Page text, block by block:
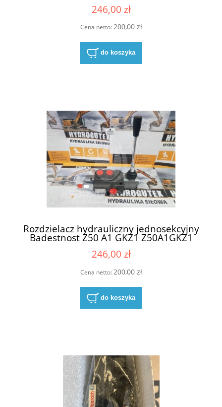
246,00 zł
Cena netto:200,00 zł
do koszyka
Rozdzielacz hydrauliczny jednosekcyjny
Badestnost Z50 A1 GKZ1 Z50A1GKZ1
246,00 zł
Cena netto: 200,00 zł
do koszyka